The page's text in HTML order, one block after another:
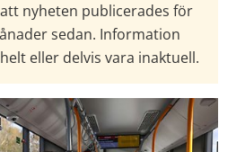
nyheten publicerades för
sedan. Information
eller delvis vara inaktuell.